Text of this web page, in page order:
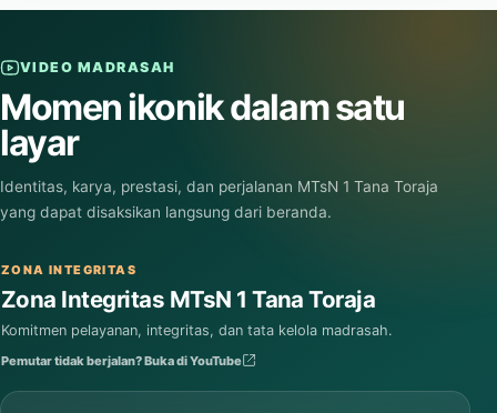
VIDEO MADRASAH
Momen ikonik dalam satu
layar
ZONA INTEGRITAS
Zona Integritas MTsN 1 Tana Toraja
Komitmen pelayanan, integritas, dan tata kelola madrasah.